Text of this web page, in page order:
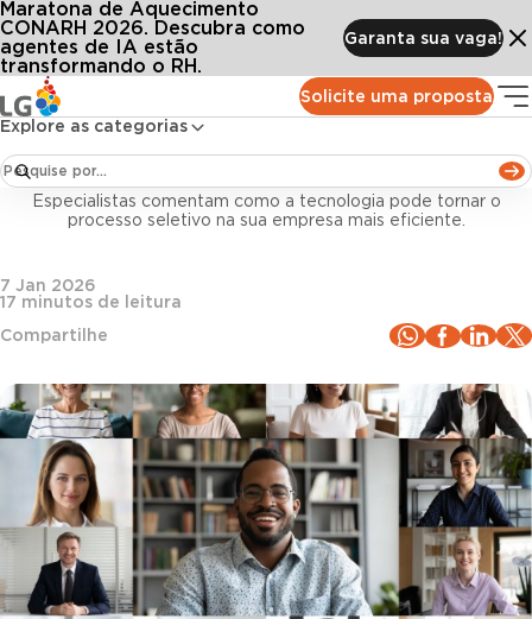
Solicite uma proposta
Explore as categorias
Maratona de Aquecimento
CONARH 2026. Descubra como
agentes de IA estão
transformando o RH.
Garanta sua vaga!
Conteúdos Blog LG
Recrutamento digital: guia de como usar a tecnologia no RH
Recrutamento e Seleção
Recrutamento digital: guia de como usar a
tecnologia no RH
Especialistas comentam como a tecnologia pode tornar o
processo seletivo na sua empresa mais eficiente.
7 Jan 2026
17 minutos de leitura
Compartilhe